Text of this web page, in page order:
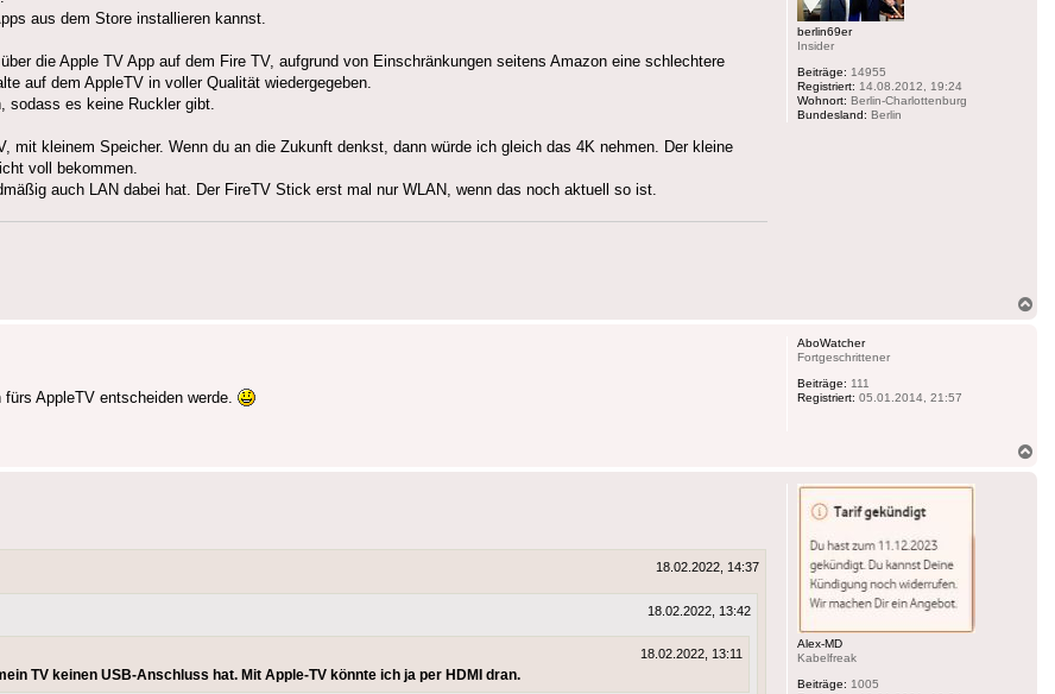
berlin69er
Insider
Beiträge: 14955
Registriert: 14.08.2012, 19:24
Wohnort: Berlin-Charlottenburg
Bundesland: Berlin
aus dem Store installieren kannst.
die Apple TV App auf dem Fire TV, aufgrund von Einschränkungen seitens Amazon eine schlechtere
auf dem AppleTV in voller Qualität wiedergegeben.
sodass es keine Ruckler gibt.
mit kleinem Speicher. Wenn du an die Zukunft denkst, dann würde ich gleich das 4K nehmen. Der kleine
voll bekommen.
auch LAN dabei hat. Der FireTV Stick erst mal nur WLAN, wenn das noch aktuell so ist.
AboWatcher
Fortgeschrittener
Beiträge: 111
Registriert: 05.01.2014, 21:57
AppleTV entscheiden werde.
Alex-MD
Kabelfreak
Beiträge: 1005
18.02.2022, 14:37
18.02.2022, 13:42
18.02.2022, 13:11
TV keinen USB-Anschluss hat. Mit Apple-TV könnte ich ja per HDMI dran.